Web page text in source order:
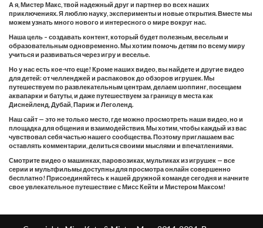
А я, Мистер Макс, твой надежный друг и партнер во всех наших
приключениях. Я люблю науку, эксперименты и новые открытия. Вместе мы
можем узнать много нового и интересного о мире вокруг нас.
Наша цель – создавать контент, который будет полезным, веселым и
образовательным одновременно. Мы хотим помочь детям по всему миру
учиться и развиваться через игру и веселье.
Но у нас есть кое-что еще! Кроме наших видео, вы найдете и другие видео
для детей: от челленджей и распаковок до обзоров игрушек. Мы
путешествуем по развлекательным центрам, делаем шоппинг, посещаем
аквапарки и батуты, и даже путешествуем за границу в места как
Диснейленд, Дубай, Париж и Леголенд.
Наш сайт — это не только место, где можно просмотреть наши видео, но и
площадка для общения и взаимодействия. Мы хотим, чтобы каждый из вас
чувствовал себя частью нашего сообщества. Поэтому приглашаем вас
оставлять комментарии, делиться своими мыслями и впечатлениями.
Смотрите видео о машинках, паровозиках, мультиках из игрушек — все
серии и мультфильмы доступны для просмотра онлайн совершенно
бесплатно! Присоединяйтесь к нашей дружной команде сегодня и начните
свое увлекательное путешествие с Мисс Кейти и Мистером Максом!